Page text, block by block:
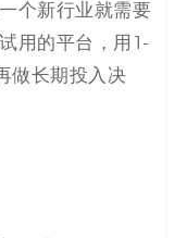
个新行业就需要
用的平台，用1-
做长期投入决